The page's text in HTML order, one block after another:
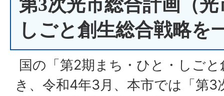
第3次光市総合計画（
しごと創生総合戦略を
国の「第2期まち・ひと・しご
き、令和4年3月、本市では「第3